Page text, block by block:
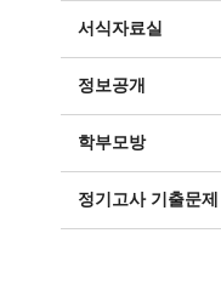
서식자료실
정보공개
학부모방
정기고사 기출문제